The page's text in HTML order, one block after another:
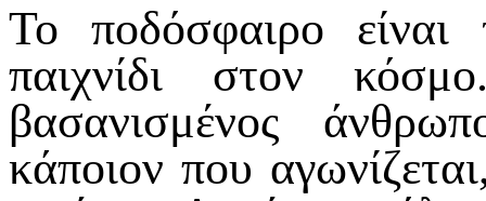
Το ποδόσφαιρο
παιχνίδι στον
βασανισμένος
κάποιον που